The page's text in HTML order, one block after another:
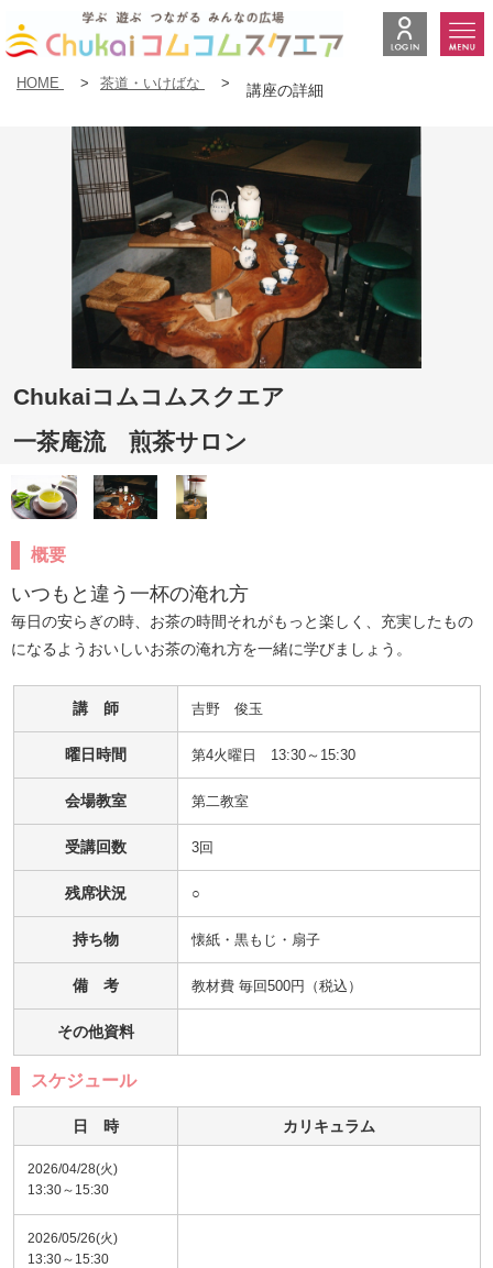
HOME > 茶道・いけばな > 講座の詳細
Chukaiコムコムスクエア
一茶庵流 煎茶サロン
概要
いつもと違う一杯の淹れ方
毎日の安らぎの時、お茶の時間それがもっと楽しく、充実したもの
になるようおいしいお茶の淹れ方を一緒に学びましょう。
講 師 吉野　俊玉
曜日時間 第4火曜日 13:30～15:30
会場教室 第二教室
受講回数 3回
残席状況 ○
持ち物 懐紙・黒もじ・扇子
備 考 教材費 毎回500円（税込）
その他資料
スケジュール
日 時 カリキュラム
2026/04/28(火)
13:30～15:30
2026/05/26(火)
13:30～15:30